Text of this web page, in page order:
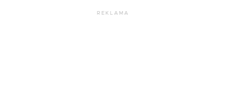
REKLAMA